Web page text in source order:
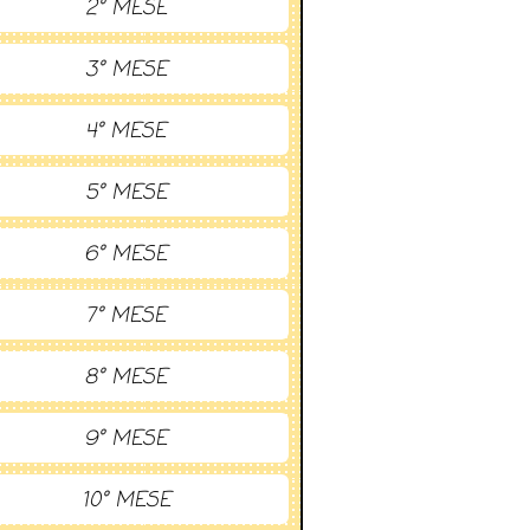
2° MESE
3° MESE
4° MESE
5° MESE
6° MESE
7° MESE
8° MESE
9° MESE
10° MESE